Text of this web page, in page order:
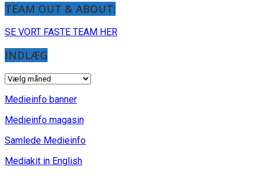
TEAM OUT & ABOUT:
SE VORT FASTE TEAM HER
INDLÆG
INDLÆG
Medieinfo banner
Medieinfo magasin
Samlede Medieinfo
Mediakit in English